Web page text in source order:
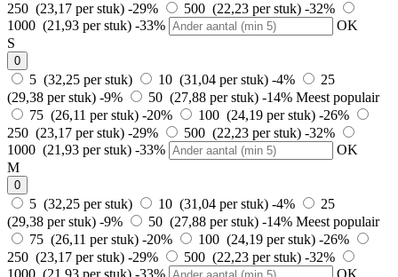
250 (23,17 per stuk) -29% 500 (22,23 per stuk) -32%
1000 (21,93 per stuk) -33%
OK
S
0
5 (32,25 per stuk) 10 (31,04 per stuk) -4%
25
(29,38 per stuk) -9% 50 (27,88 per stuk) -14% Meest populair
75 (26,11 per stuk) -20% 100 (24,19 per stuk) -26%
250 (23,17 per stuk) -29% 500 (22,23 per stuk) -32%
1000 (21,93 per stuk) -33%
OK
M
0
5 (32,25 per stuk) 10 (31,04 per stuk) -4%
25
(29,38 per stuk) -9% 50 (27,88 per stuk) -14% Meest populair
75 (26,11 per stuk) -20% 100 (24,19 per stuk) -26%
250 (23,17 per stuk) -29% 500 (22,23 per stuk) -32%